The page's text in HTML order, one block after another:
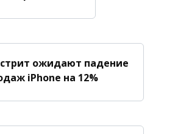
ожидают падение
iPhone на 12%